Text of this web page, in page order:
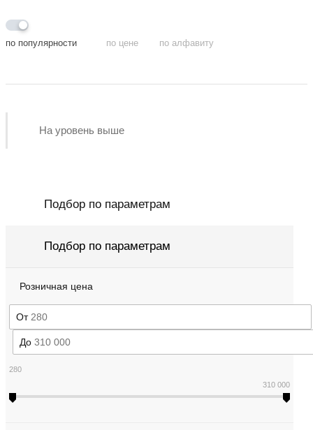
двигателя
Топливная система
Топливная система
коллектор
трансмиссии
охлаждения
Добавки в топливо
Оборудование для
Средства
защиты
Масла и смазки
по популярности по цене по алфавиту
На уровень выше
Подбор по параметрам
Подбор по параметрам
Розничная цена
От
До
280
310 000